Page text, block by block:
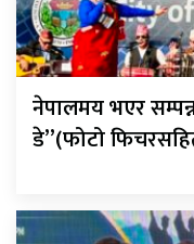
नेपालमय भएर
डे”(फोटो